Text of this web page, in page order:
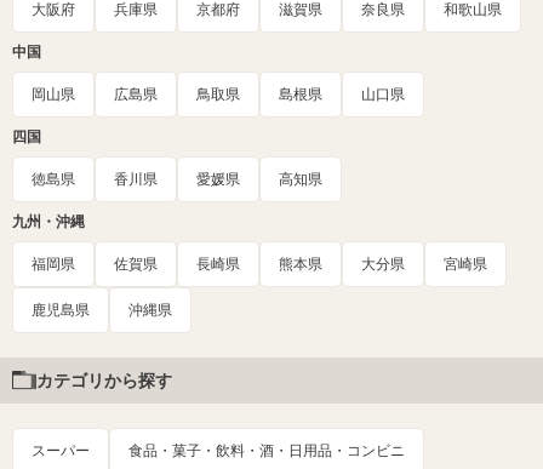
大阪府 兵庫県 京都府 滋賀県 奈良県 和歌山県
中国
岡山県 広島県 鳥取県 島根県 山口県
四国
徳島県 香川県 愛媛県 高知県
九州・沖縄
福岡県 佐賀県 長崎県 熊本県 大分県 宮崎県
鹿児島県 沖縄県
カテゴリから探す
スーパー 食品・菓子・飲料・酒・日用品・コンビニ